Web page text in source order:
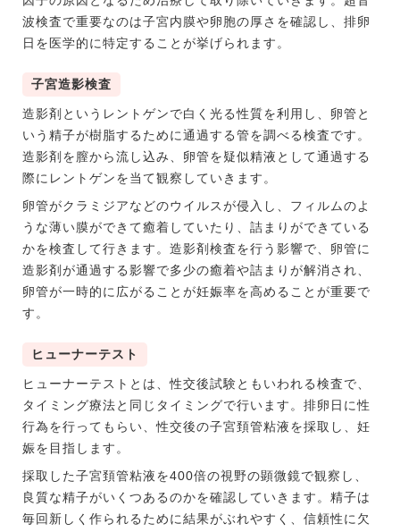
波検査で重要なのは子宮内膜や卵胞の厚さを確認し、排卵
日を医学的に特定することが挙げられます。
子宮造影検査
造影剤というレントゲンで白く光る性質を利用し、卵管と
いう精子が樹脂するために通過する管を調べる検査です。
造影剤を膣から流し込み、卵管を疑似精液として通過する
際にレントゲンを当て観察していきます。
卵管がクラミジアなどのウイルスが侵入し、フィルムのよ
うな薄い膜ができて癒着していたり、詰まりができている
かを検査して行きます。造影剤検査を行う影響で、卵管に
造影剤が通過する影響で多少の癒着や詰まりが解消され、
卵管が一時的に広がることが妊娠率を高めることが重要で
す。
ヒューナーテスト
ヒューナーテストとは、性交後試験ともいわれる検査で、
タイミング療法と同じタイミングで行います。排卵日に性
行為を行ってもらい、性交後の子宮頚管粘液を採取し、妊
娠を目指します。
採取した子宮頚管粘液を400倍の視野の顕微鏡で観察し、
良質な精子がいくつあるのかを確認していきます。精子は
毎回新しく作られるために結果がぶれやすく、信頼性に欠